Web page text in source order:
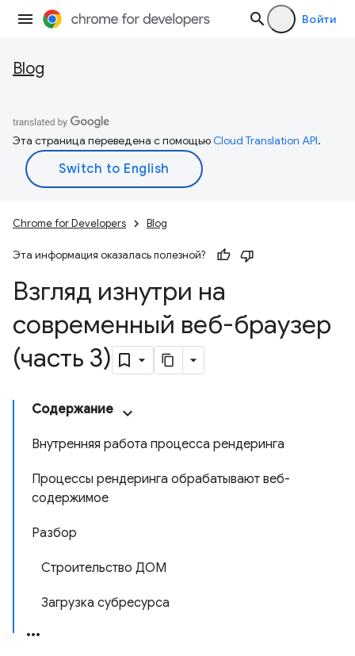
Войти
Blog
Эта страница переведена с помощьюCloud Translation API.
Chrome for Developers Blog
Эта информация оказалась полезной?
Взгляд изнутри на
современный веб-браузер
(часть 3)
Содержание
Внутренняя работа процесса рендеринга
Процессы рендеринга обрабатывают веб-
содержимое
Разбор
Строительство ДОМ
Загрузка субресурса